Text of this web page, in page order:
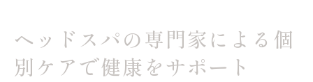
ヘッドスパの専門家による個
別ケアで健康をサポート